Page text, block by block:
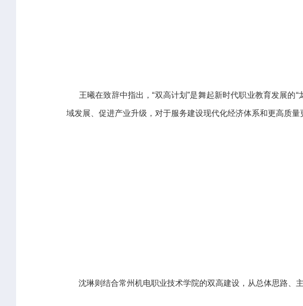
王曦在致辞中指出，“双高计划”是舞起新时代职业教育发展的“
域发展、促进产业升级，对于服务建设现代化经济体系和更高质量
沈琳则结合常州机电职业技术学院的双高建设，从总体思路、